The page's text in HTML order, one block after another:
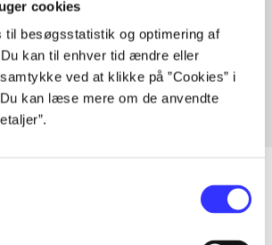
cookies
til besøgsstatistik og optimering af
kan til enhver tid ændre eller
ved at klikke på ”Cookies” i
kan læse mere om de anvendte
emner